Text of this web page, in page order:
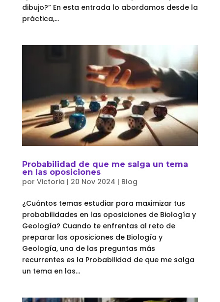
dibujo?” En esta entrada lo abordamos desde la
práctica,...
Probabilidad de que me salga un tema
en las oposiciones
por Victoria | 20 Nov 2024 | Blog
¿Cuántos temas estudiar para maximizar tus
probabilidades en las oposiciones de Biología y
Geología? Cuando te enfrentas al reto de
preparar las oposiciones de Biología y
Geología, una de las preguntas más
recurrentes es la Probabilidad de que me salga
un tema en las...